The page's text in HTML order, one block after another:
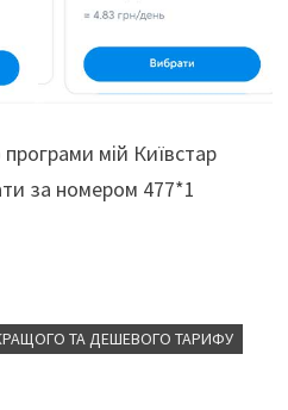
мій Київстар
за номером 477*1
ТА ДЕШЕВОГО ТАРИФУ